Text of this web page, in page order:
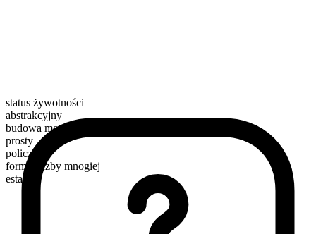
status żywotności
abstrakcyjny
budowa morfologiczna
prosty
policzalny
forma liczby mnogiej
estates